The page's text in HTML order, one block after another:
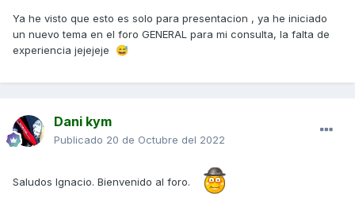
Ya he visto que esto es solo para presentacion , ya he iniciado
un nuevo tema en el foro GENERAL para mi consulta, la falta de
experiencia jejejeje 😅
Dani kym
Publicado 20 de Octubre del 2022
Saludos Ignacio. Bienvenido al foro.